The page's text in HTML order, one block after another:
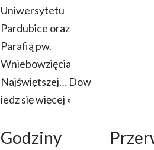
Uniwersytetu
Pardubice oraz
Parafią pw.
Wniebowzięcia
Najświętszej… Dow
iedz się więcej »
Godziny